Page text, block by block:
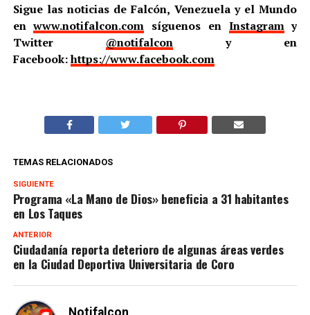
Sigue las noticias de Falcón, Venezuela y el Mundo
enwww.notifalcon.com síguenos en Instagramy
Twitter @notifalcony en
Facebook:https://www.facebook.com
TEMAS RELACIONADOS
SIGUIENTE
Programa «La Mano de Dios» beneficia a 31 habitantes
en Los Taques
ANTERIOR
Ciudadanía reporta deterioro de algunas áreas verdes
en la Ciudad Deportiva Universitaria de Coro
Notifalcon